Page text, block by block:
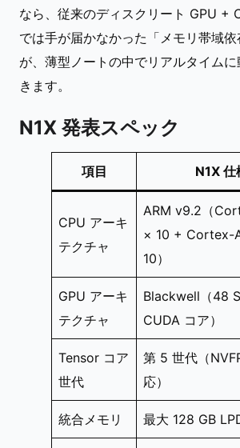
なら、従来のディスクリート GPU +
では手が届かなかった「メモリ帯域依
が、薄型ノートの中でリアルタイム
きます。
N1X 発表スペック
項目 N1X 仕
CPU アーキ
テクチャ
ARM v9.2（
× 10 + Cortex-
10）
GPU アーキ
テクチャ
Blackwell（48
CUDA コア）
Tensor コア
世代
第 5 世代（
応）
統合メモリ 最大 128 GB